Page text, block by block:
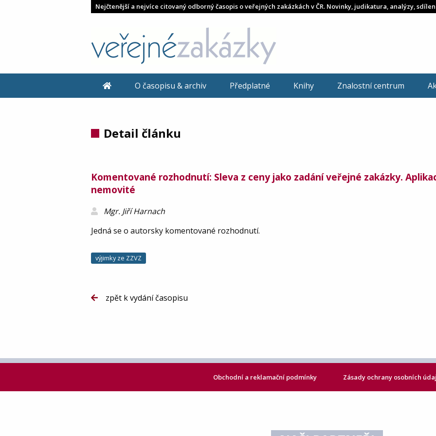
Nejčtenější a nejvíce citovaný odborný časopis o veřejných zakázkách v ČR. Novinky, judikatura, analýzy,
O časopisu & archiv Předplatné Knihy Znalostní centrum
Detail článku
Komentované rozhodnutí: Sleva z ceny jako zadání veřejné zakázky.
nemovité
Mgr. Jiří Harnach
Jedná se o autorsky komentované rozhodnutí.
výjimky ze ZZVZ
zpět k vydání časopisu
Obchodní a reklamační podmínky Zásady ochrany osobních